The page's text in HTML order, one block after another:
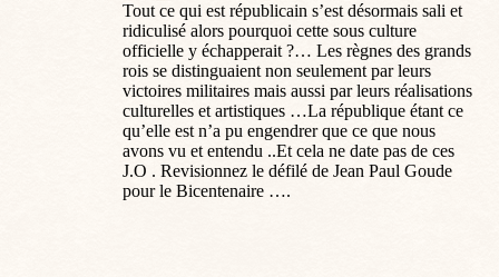
Tout ce qui est républicain s’est désormais sali et
ridiculisé alors pourquoi cette sous culture
officielle y échapperait ?… Les règnes des grands
rois se distinguaient non seulement par leurs
victoires militaires mais aussi par leurs réalisations
culturelles et artistiques …La république étant ce
qu’elle est n’a pu engendrer que ce que nous
avons vu et entendu ..Et cela ne date pas de ces
J.O . Revisionnez le défilé de Jean Paul Goude
pour le Bicentenaire ….